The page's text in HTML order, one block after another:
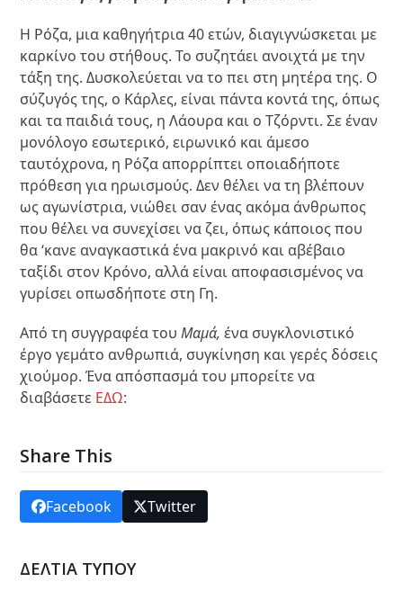
Η Ρόζα, μια καθηγήτρια 40 ετών, διαγιγνώσκεται με
καρκίνο του στήθους. Το συζητάει ανοιχτά με την
τάξη της. Δυσκολεύεται να το πει στη μητέρα της. Ο
σύζυγός της, ο Κάρλες, είναι πάντα κοντά της, όπως
και τα παιδιά τους, η Λάουρα και ο Τζόρντι. Σε έναν
μονόλογο εσωτερικό, ειρωνικό και άμεσο
ταυτόχρονα, η Ρόζα απορρίπτει οποιαδήποτε
πρόθεση για ηρωισμούς. Δεν θέλει να τη βλέπουν
ως αγωνίστρια, νιώθει σαν ένας ακόμα άνθρωπος
που θέλει να συνεχίσει να ζει, όπως κάποιος που
θα ‘κανε αναγκαστικά ένα μακρινό και αβέβαιο
ταξίδι στον Κρόνο, αλλά είναι αποφασισμένος να
γυρίσει οπωσδήποτε στη Γη.
Από τη συγγραφέα τουΜαμά,ένα συγκλονιστικό
έργο γεμάτο ανθρωπιά, συγκίνηση και γερές δόσεις
χιούμορ. Ένα απόσπασμά του μπορείτε να
διαβάσετε ΕΔΩ:
Share This
Facebook Twitter
ΔΕΛΤΙΑ ΤΥΠΟΥ